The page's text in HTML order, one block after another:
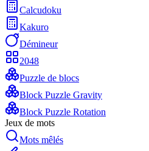
Calcudoku
Kakuro
Démineur
2048
Puzzle de blocs
Block Puzzle Gravity
Block Puzzle Rotation
Jeux de mots
Mots mêlés